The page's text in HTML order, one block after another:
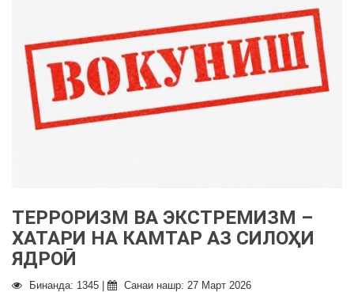
ТЕРРОРИЗМ ВА ЭКСТРЕМИЗМ –
ХАТАРИ НА КАМТАР АЗ СИЛОҲИ
ЯДРОӢ
Бинанда: 1345 | Санаи нашр: 27 Март 2026